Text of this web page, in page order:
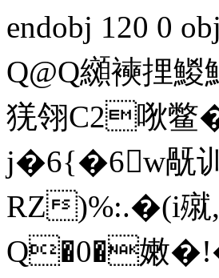
endobj 120 0
Q@Q纐襫捚
猐 翎C2唙鳖
j�6{�6w旤
RZ)%:.�(i
Q�0�嫩